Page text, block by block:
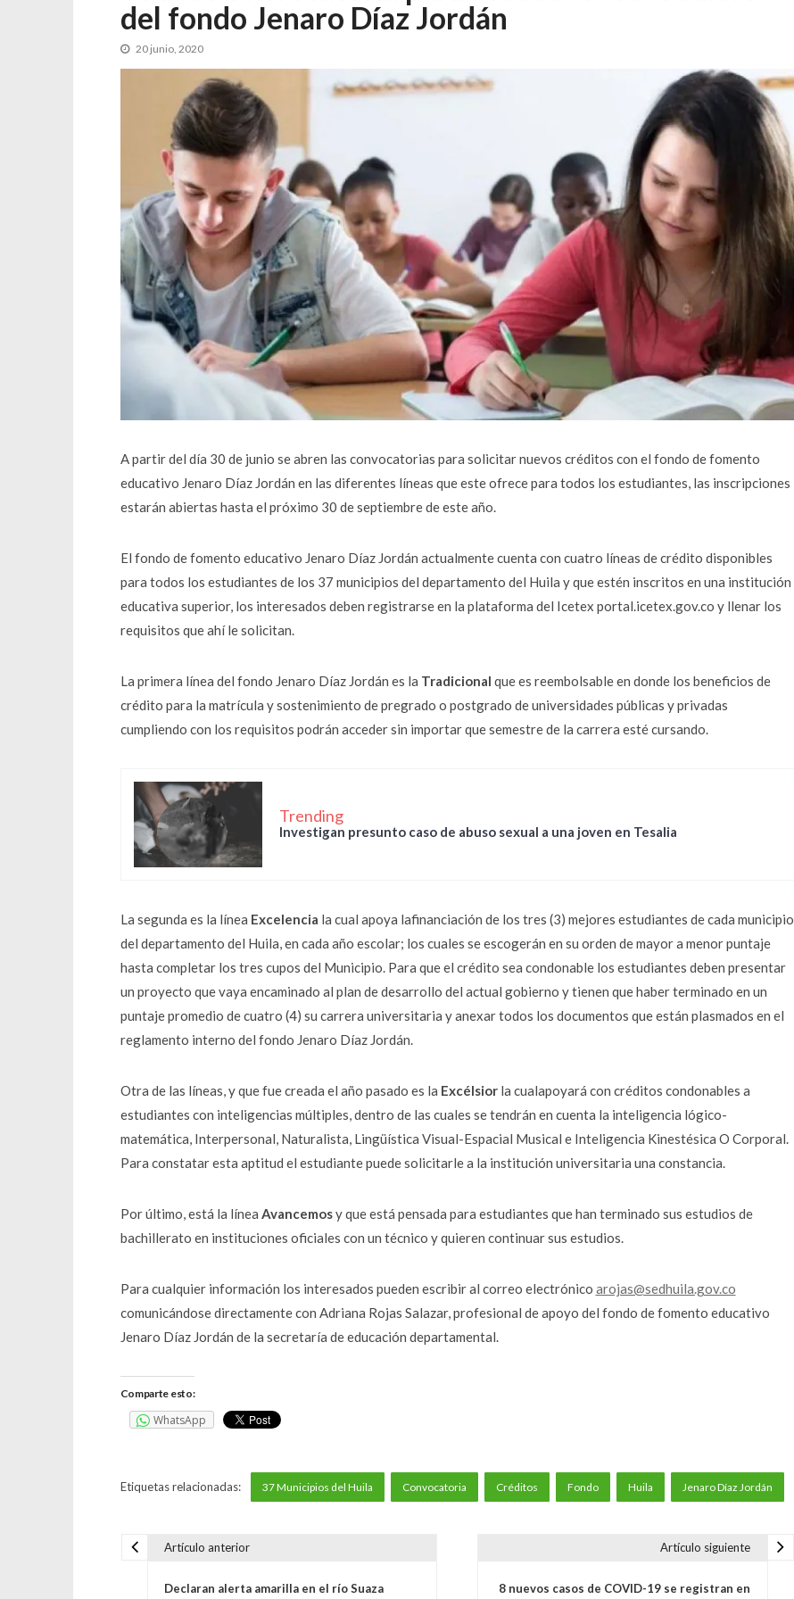
del fondo Jenaro Díaz Jordán
20 junio, 2020
A partir del día 30 de junio se abren las convocatorias para solicitar nuevos créditos con el fondo de fomento
educativo Jenaro Díaz Jordán en las diferentes líneas que este ofrece para todos los estudiantes, las inscripciones
estarán abiertas hasta el próximo 30 de septiembre de este año.
El fondo de fomento educativo Jenaro Díaz Jordán actualmente cuenta con cuatro líneas de crédito disponibles
para todos los estudiantes de los 37 municipios del departamento del Huila y que estén inscritos en una institución
educativa superior, los interesados deben registrarse en la plataforma del Icetex portal.icetex.gov.co y llenar los
requisitos que ahí le solicitan.
La primera línea del fondo Jenaro Díaz Jordán es la Tradicional que es reembolsable en donde los beneficios de
crédito para la matrícula y sostenimiento de pregrado o postgrado de universidades públicas y privadas
cumpliendo con los requisitos podrán acceder sin importar que semestre de la carrera esté cursando.
Trending
Investigan presunto caso de abuso sexual a una joven en Tesalia
La segunda es la línea Excelencia la cual apoya lafinanciación de los tres (3) mejores estudiantes de cada municipio
del departamento del Huila, en cada año escolar; los cuales se escogerán en su orden de mayor a menor puntaje
hasta completar los tres cupos del Municipio. Para que el crédito sea condonable los estudiantes deben presentar
un proyecto que vaya encaminado al plan de desarrollo del actual gobierno y tienen que haber terminado en un
puntaje promedio de cuatro (4) su carrera universitaria y anexar todos los documentos que están plasmados en el
reglamento interno del fondo Jenaro Díaz Jordán.
Otra de las líneas, y que fue creada el año pasado es la Excélsior la cualapoyará con créditos condonables a
estudiantes con inteligencias múltiples, dentro de las cuales se tendrán en cuenta la inteligencia lógico-
matemática, Interpersonal, Naturalista, Lingüística Visual-Espacial Musical e Inteligencia Kinestésica O Corporal.
Para constatar esta aptitud el estudiante puede solicitarle a la institución universitaria una constancia.
Por último, está la línea Avancemosy que está pensada para estudiantes que han terminado sus estudios de
bachillerato en instituciones oficiales con un técnico y quieren continuar sus estudios.
Para cualquier información los interesados pueden escribir al correo electrónico arojas@sedhuila.gov.co
comunicándose directamente con Adriana Rojas Salazar, profesional de apoyo del fondo de fomento educativo
Jenaro Díaz Jordán de la secretaría de educación departamental.
Comparte esto:
WhatsApp
Etiquetas relacionadas: 37 Municipios del Huila Convocatoria Créditos Fondo Huila Jenaro Díaz Jordán
Artículo anterior
Declaran alerta amarilla en el río Suaza
Artículo siguiente
8 nuevos casos de COVID-19 se registran en